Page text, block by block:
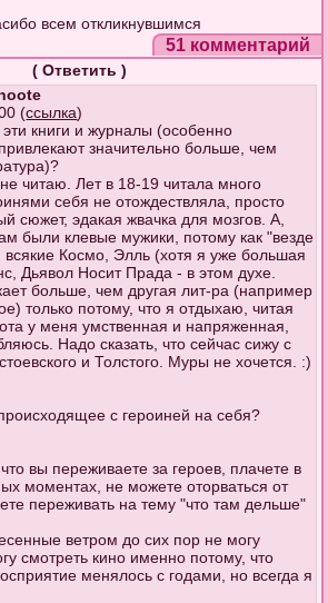
всем откликнувшимся
51 комментарий
( Ответить )
(ссылка)
книги и журналы (особенно
значительно больше, чем
читаю. Лет в 18-19 читала много
себя не отождествляла, просто
сюжет, эдакая жвачка для мозгов. А,
были клевые мужики, потому как "везде
Космо, Элль (хотя я уже большая
Дьявол Носит Прада - в этом духе.
больше, чем другая лит-ра (например
только потому, что я отдыхаю, читая
у меня умственная и напряженная,
Надо сказать, что сейчас сижу с
и Толстого. Муры не хочется. :)
с героиней на себя?
вы переживаете за героев, плачете в
моментах, не можете оторваться от
переживать на тему "что там дельше"
ветром до сих пор не могу
смотреть кино именно потому, что
менялось с годами, но всегда я